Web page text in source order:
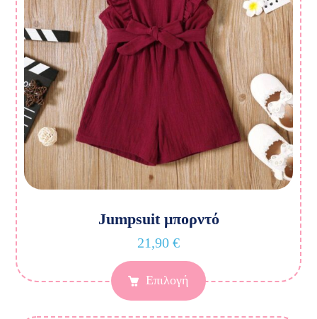
Jumpsuit μπορντό
21,90 €
Επιλογή